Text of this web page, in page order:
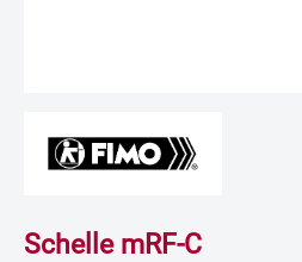
Schelle mRF-C